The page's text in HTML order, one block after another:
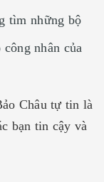
tìm những bộ
công nhân của
Châu tự tin là
bạn tin cậy và